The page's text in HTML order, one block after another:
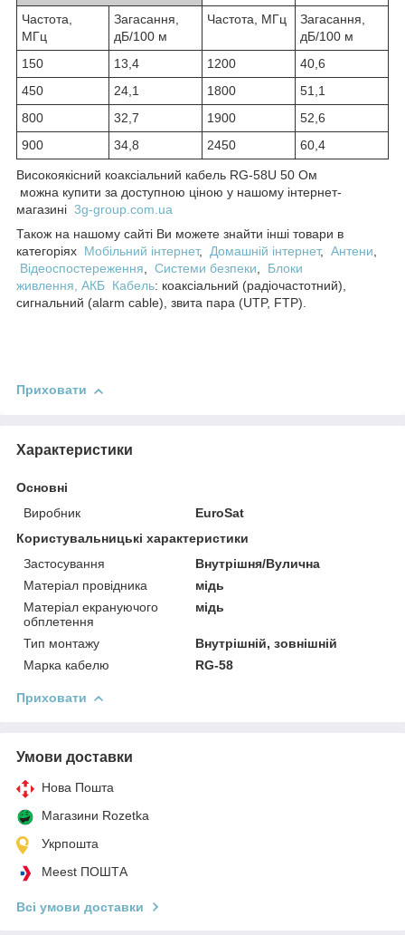
Частота,
МГц
Загасання,
дБ/100 м
Частота, МГц
Загасання,
дБ/100 м
150
13,4 1200
40,6
450
24,1 1800
51,1
800
32,7 1900
52,6
900
34,8 2450 60,4
Високоякісний коаксіальний кабель RG-58U 50 Ом
можна купити за доступною ціною у нашому інтернет-
магазині 3g-group.com.ua
Також на нашому сайті Ви можете знайти інші товари в
категоріях Мобільний інтернет, Домашній інтернет, Антени,
Відеоспостереження, Системи безпеки, Блоки
живлення, АКБ Кабель: коаксіальний (радіочастотний),
сигнальний (alarm cable), звита пара (UTP, FTP).
Приховати
Характеристики
Основні
Виробник
EuroSat
Користувальницькі характеристики
Застосування
Внутрішня/Вулична
Матеріал провідника
мідь
Матеріал екрануючого
обплетення
мідь
Тип монтажу
Внутрішній, зовнішній
Марка кабелю
RG-58
Приховати
Умови доставки
Нова Пошта
Магазини Rozetka
Укрпошта
Meest ПОШТА
Всі умови доставки